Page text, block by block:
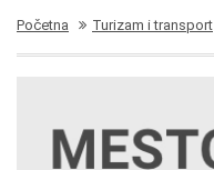
Početna Turizam i transport